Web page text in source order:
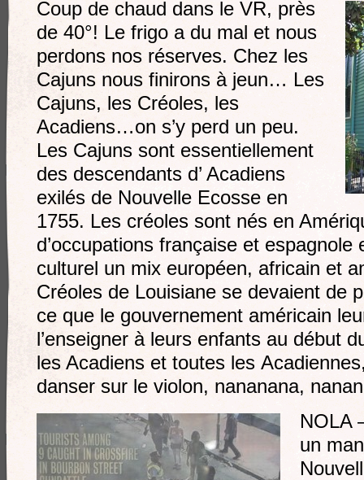
Coup de chaud dans le VR, près
de 40°! Le frigo a du mal et nous
perdons nos réserves. Chez les
Cajuns nous finirons à jeun… Les
Cajuns, les Créoles, les
Acadiens…on s’y perd un peu.
Les Cajuns sont essentiellement
des descendants d’ Acadiens
exilés de Nouvelle Ecosse en
1755. Les créoles sont nés en
d’occupations française et
culturel un mix européen, africain et
Créoles de Louisiane se devaient de
ce que le gouvernement américain
l’enseigner à leurs enfants au début
les Acadiens et toutes les
danser sur le violon, nananana,
NOLA
un